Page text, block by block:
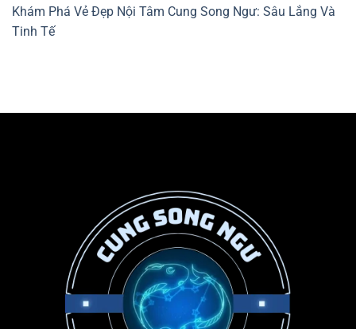
Khám Phá Vẻ Đẹp Nội Tâm Cung Song Ngư: Sâu Lắng Và
Tinh Tế